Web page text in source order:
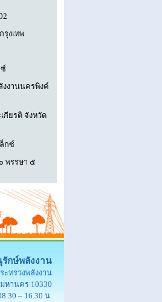
รุงเทพ
งานนครพิงค์
กียรติ จังหวัด
กซ์
พรรษา ๕
กษ์พลังงาน
ทรวงพลังงาน
หานคร 10330
– 16.30 น.